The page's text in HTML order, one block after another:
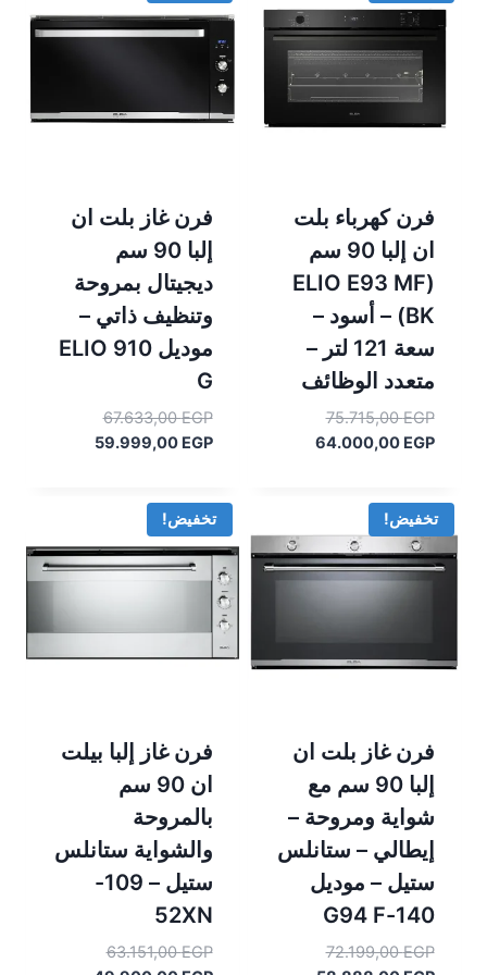
فرن كهرباء بلت
ان إلبا 90 سم
(ELIO E93 MF
BK) – أسود –
سعة 121 لتر –
متعدد الوظائف
75.715,00EGP
السعر
الأصلي64.000,00 EGP
السعر
فرن غاز بلت ان
إلبا 90 سم
ديجيتال بمروحة
وتنظيف ذاتي –
موديل ELIO 910
G
67.633,00EGP
السعر
الأصلي59.999,00 EGP
تخفيض!
فرن غاز بلت ان
إلبا 90 سم مع
شواية ومروحة –
إيطالي – ستانلس
ستيل – موديل
140-G94 F
72.199,00EGP
السعر
تخفيض!
فرن غاز إلبا بيلت
ان 90 سم
بالمروحة
والشواية ستانلس
ستيل – 109-
52XN
63.151,00EGP
السعر